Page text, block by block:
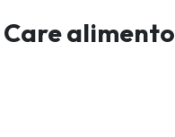
alimento